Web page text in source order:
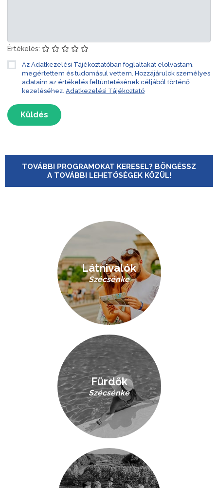
Értékelés:
Az Adatkezelési Tájékoztatóban foglaltakat elolvastam,
megértettem és tudomásul vettem. Hozzájárulok személyes
adataim az értékelés feltüntetésének céljából történő
kezeléséhez. Adatkezelési Tájékoztató
Küldés
TOVÁBBI PROGRAMOKAT KERESEL? BÖNGÉSSZ
A TOVÁBBI LEHETŐSÉGEK KÖZÜL!
Látnivalók
Szécsénke
Fürdők
Szécsénke